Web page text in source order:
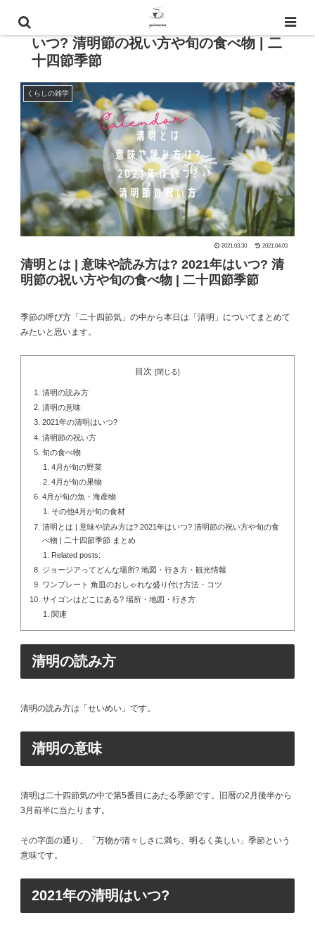
清明とは | 意味や読み方は? 2021年は
いつ? 清明節の祝い方や旬の食べ物 | 二
十四節季節
くらしの雑学
2021.03.30 2021.04.03
清明とは | 意味や読み方は? 2021年はいつ? 清
明節の祝い方や旬の食べ物 | 二十四節季節
季節の呼び方「二十四節気」の中から本日は「清明」についてまとめて
みたいと思います。
目次
清明の読み方
清明の意味
2021年の清明はいつ?
清明節の祝い方
旬の食べ物
4月が旬の野菜
4月が旬の果物
4月が旬の魚・海産物
その他4月が旬の食材
清明とは | 意味や読み方は? 2021年はいつ? 清明節の祝い方や旬の食
べ物 | 二十四節季節 まとめ
Related posts:
ジョージアってどんな場所? 地図・行き方・観光情報
ワンプレート 角皿のおしゃれな盛り付け方法・コツ
サイゴンはどこにある? 場所・地図・行き方
関連
清明の読み方
清明の読み方は「せいめい」です。
清明の意味
清明は二十四節気の中で第5番目にあたる季節です。旧暦の2月後半から
3月前半に当たります。
その字面の通り、「万物が清々しさに満ち、明るく美しい」季節という
意味です。
2021年の清明はいつ?